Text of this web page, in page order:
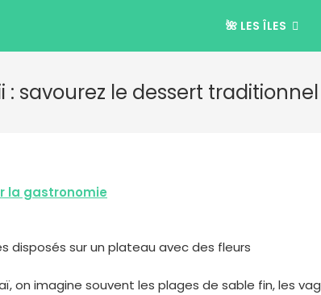
🌺 LES ÎLES
: savourez le dessert
la gastronomie
on imagine souvent les plages de sable fin, les